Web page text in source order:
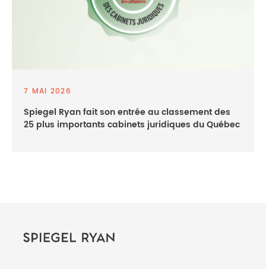
7 MAI 2026
Spiegel Ryan fait son entrée au classement des
25 plus importants cabinets juridiques du Québec